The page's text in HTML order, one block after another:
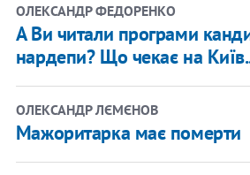
ОЛЕКСАНДР ФЕДОРЕНКО
А Ви читали програми
нардепи? Що чекає на
ОЛЕКСАНДР ЛЄМЄНОВ
Мажоритарка має померти